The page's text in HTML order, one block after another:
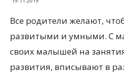
Все родители желают,
развитыми и умными. С
своих малышей на
развития, вписывают в